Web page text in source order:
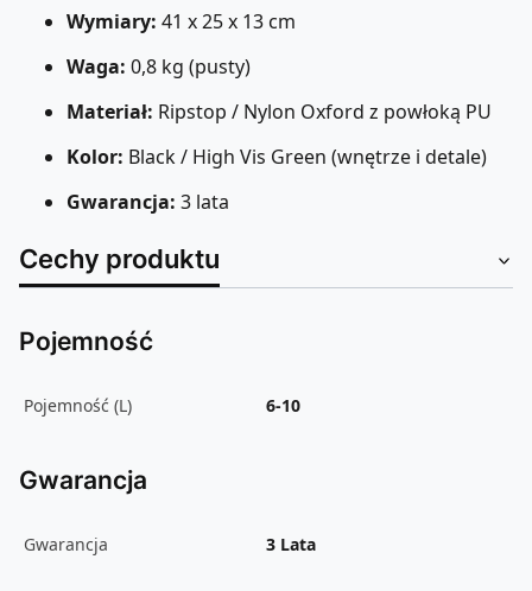
Wymiary: 41 x 25 x 13 cm
Waga: 0,8 kg (pusty)
Materiał: Ripstop / Nylon Oxford z powłoką PU
Kolor: Black / High Vis Green (wnętrze i detale)
Gwarancja: 3 lata
Cechy produktu
Pojemność
Pojemność (L) 6-10
Gwarancja
Gwarancja 3 Lata